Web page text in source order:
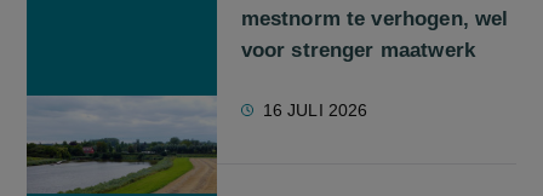
mestnorm te verhogen, wel
voor strenger maatwerk
16 JULI 2026